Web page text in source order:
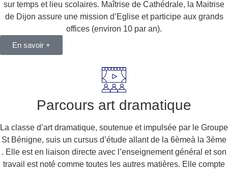
sur temps et lieu scolaires. Maîtrise de Cathédrale, la Maitrise
de Dijon assure une mission d’Eglise et participe aux grands
offices (environ 10 par an).
En savoir +
Parcours art dramatique
La classe d’art dramatique, soutenue et impulsée par le Groupe
St Bénigne, suis un cursus d’étude allant de la 6èmeà la 3ème
. Elle est en liaison directe avec l’enseignement général et son
travail est noté comme toutes les autres matières. Elle compte